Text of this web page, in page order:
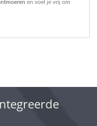
en voel je vrij om